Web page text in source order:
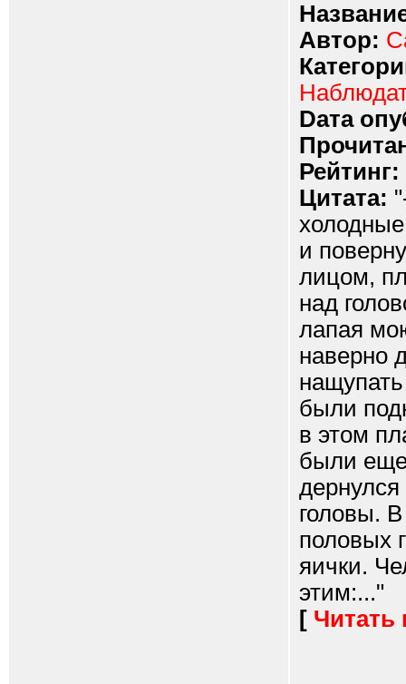
Автор:
Dата
Рейтинг:
Цитата:
и
лицом,
над
лапая
наверно
были
в этом
были
головы.
половых
яички.
этим:..."
[ Читать